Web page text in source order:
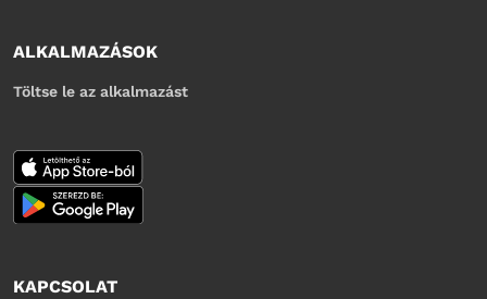
ALKALMAZÁSOK
Töltse le az alkalmazást
KAPCSOLAT